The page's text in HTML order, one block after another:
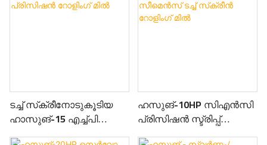
ടച്ച് സ്‌ക്രീനോടുകൂടിയ
ഹാസുങ്-15 എച്ച്പി
പ്രിസിഷൻ റോളിംഗ് മിൽ
ഹസുങ്-10HP സിഎൻസി
പ്രിസിഷൻ സ്ട്രിപ്പ്
സീമെൻസ് ടച്ച് സ്‌ക്രീൻ